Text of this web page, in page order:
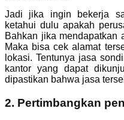
Jadi jika ingin bekerja
ketahui dulu apakah
Bahkan jika mendapatkan
Maka bisa cek alamat
lokasi. Tentunya jasa
kantor yang dapat
dipastikan bahwa jasa
2. Pertimbangkan